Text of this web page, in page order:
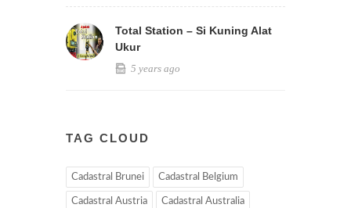
Total Station – Si Kuning Alat
Ukur
5 years ago
TAG CLOUD
Cadastral Brunei Cadastral Belgium
Cadastral Austria Cadastral Australia